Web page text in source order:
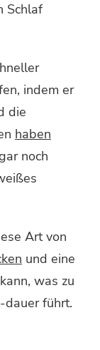
Schlaf
indem er
die
haben
noch
Art von
und eine
was zu
dauer führt.